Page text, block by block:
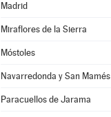
Madrid
Miraflores de la Sierra
Móstoles
Navarredonda y San Mamés
Paracuellos de Jarama